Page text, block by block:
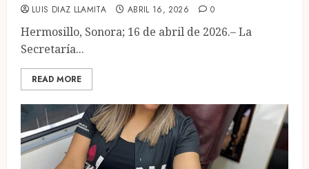
LUIS DIAZ LLAMITA ABRIL 16, 2026 0
Hermosillo, Sonora; 16 de abril de 2026.– La
Secretaría...
READ MORE